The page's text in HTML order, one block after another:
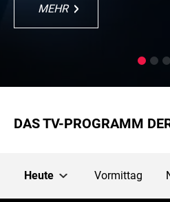
MEHR
MEHR
MEHR
MEHR
MEHR
DAS TV-PROGRAMM
Heute Vormittag